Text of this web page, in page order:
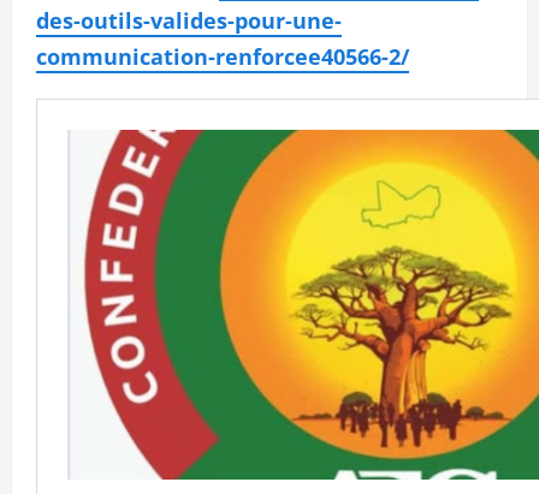
des-outils-valides-pour-une-
communication-renforcee40566-2/